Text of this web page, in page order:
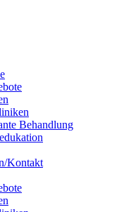
Behandlung
Kontakt